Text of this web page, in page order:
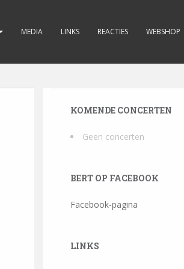
MEDIA LINKS REACTIES WEBSHOP
KOMENDE CONCERTEN
Geen concerten
BERT OP FACEBOOK
Facebook-pagina
LINKS